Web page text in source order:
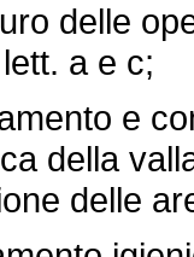
delle
a e c;
e
della
delle